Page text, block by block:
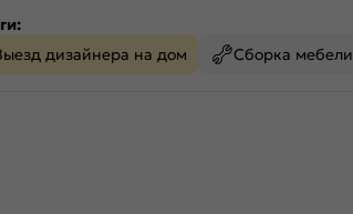
дизайнера на дом
Сборка мебели